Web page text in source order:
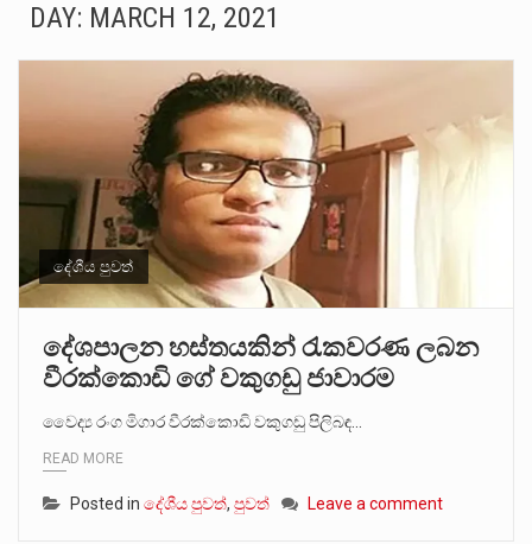
වත්මන් ආණ්ඩුවේ ප්‍රධාන පාර්ශවකරුවා වන ජනතා විමුක්ති පෙරමුණේ කාලයක පටන් තිබුණු ප්‍රධාන සටන් පාඨයක් වූවේ…
DAY: MARCH 12, 2021
දේශීය පුවත්
දේශපාලන හස්තයකින් රැකවරණ ලබන
වීරක්කොඩි ගේ වකුගඩු ජාවාරම
වෛද්‍ය රංග මිගාර වීරක්කොඩි වකුගඩු පිලිබඳ…
READ MORE
Posted in දේශීය පුවත්, පුවත් Leave a comment